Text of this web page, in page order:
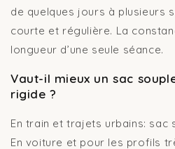
de quelques jours à plusieurs
courte et régulière. La
longueur d’une seule séance.
Vaut-il mieux un sac
rigide ?
En train et trajets urbains: sac
En voiture et pour les profils